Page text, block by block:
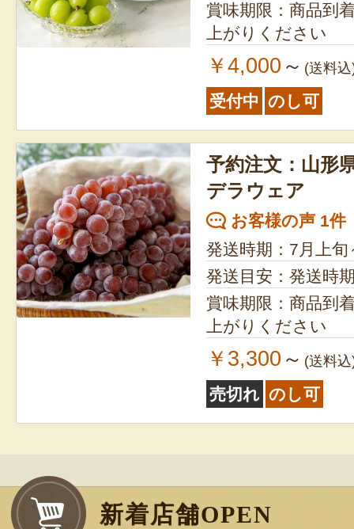
賞味期限：商品到
上がりください
￥4,000 ～ (送料
受付中 のし可
予約注文：山形
デラウェア
お客様の声 1件
発送時期：7月上旬
発送目安：発送時
賞味期限：商品到
上がりください
￥3,300 ～ (送料
売切れ のし可
新着店舗OPEN